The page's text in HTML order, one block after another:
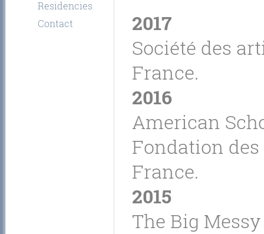
2017
Société des
France.
2016
American
Fondation
France.
2015
The Big
Residencies
Contact